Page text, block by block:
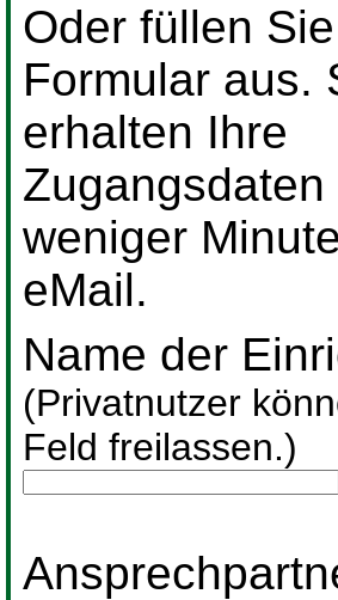
Oder füllen
Formular aus.
erhalten Ihre
weniger
eMail.
Name der
(Privatnutzer
Feld freilassen.)